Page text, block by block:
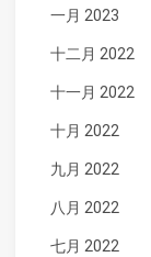
一月 2023
十二月 2022
十一月 2022
十月 2022
九月 2022
八月 2022
七月 2022